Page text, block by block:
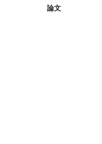
論文